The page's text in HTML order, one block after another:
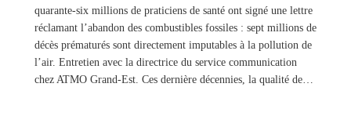
quarante-six millions de praticiens de santé ont signé une lettre
réclamant l’abandon des combustibles fossiles : sept millions de
décès prématurés sont directement imputables à la pollution de
l’air. Entretien avec la directrice du service communication
chez ATMO Grand-Est. Ces dernière décennies, la qualité de…